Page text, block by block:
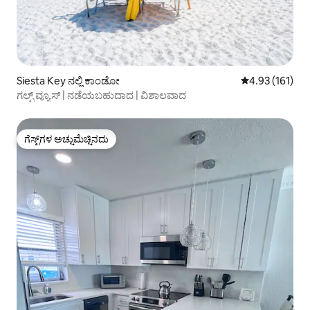
Siesta Key ನಲ್ಲಿ ಕಾಂಡೋ 5 ರಲ್ಲಿ 4.93
4.93 (161)
ಗಲ್ಫ್ ವ್ಯೂಸ್ | ನಡೆಯಬಹುದಾದ | ವಿಶಾಲವಾದ
ಗೆಸ್ಟ್‌ಗಳ ಅಚ್ಚುಮೆಚ್ಚಿನದು
ಗೆಸ್ಟ್‌ಗಳ ಅಚ್ಚುಮೆಚ್ಚಿನದು